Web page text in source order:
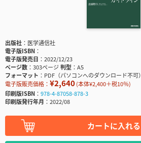
出版社
医学通信社
電子版ISBN
電子版発売日
2022/12/23
ページ数
303ページ判型
A5
フォーマット
PDF（パソコンへのダウンロード不可）
電子版販売価格： ¥2,640(本体¥2,400＋税10％)
印刷版ISBN
978-4-87058-878-3
印刷版発行年月
2022/08
カートに入れる